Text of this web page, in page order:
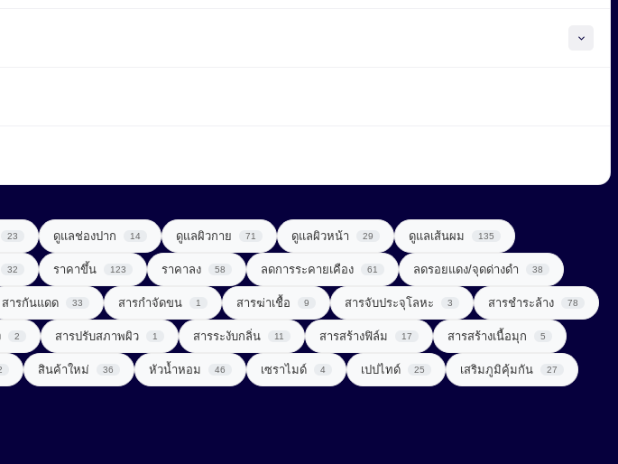
23 ดูแลช่องปาก 14 ดูแลผิวกาย 71 ดูแลผิวหน้า 29 ดูแลเส้นผม 135
32 ราคาขึ้น 123 ราคาลง 58 ลดการระคายเคือง 61 ลดรอยแดง/จุดด่างดำ 38
สารกันแดด 33 สารกำจัดขน 1 สารฆ่าเชื้อ 9 สารจับประจุโลหะ 3 สารชำระล้าง 78
2 สารปรับสภาพผิว 1 สารระงับกลิ่น 11 สารสร้างฟิล์ม 17 สารสร้างเนื้อมุก 5
สินค้าใหม่ 36 หัวน้ำหอม 46 เซราไมด์ 4 เปปไทด์ 25 เสริมภูมิคุ้มกัน 27